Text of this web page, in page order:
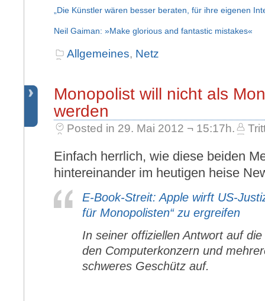
„Die Künstler wären besser beraten, für ihre eigenen
Neil Gaiman: »Make glorious and fantastic mistakes«
Allgemeines, Netz
Monopolist will nicht als
werden
Posted in 29. Mai 2012 ¬ 15:17h.
Einfach herrlich, wie diese beiden
hintereinander im heutigen heise
E-Book-Streit: Apple wirft US-
für Monopolisten“ zu ergreifen
In seiner offiziellen Antwort auf
den Computerkonzern und
schweres Geschütz auf.